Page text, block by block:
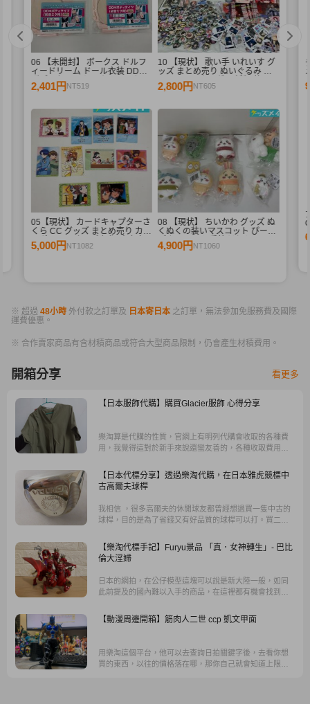
06 【未開封】 ボークス ドルフ
ィードリーム ドール衣装 DD用
ボディタイツ セミホワイトカラ
ー 初音ミク 2点 A /ドール
2,401円 NT519
10 【現状】 歌い手 いれいす グ
ッズ まとめ売り ぬいぐるみ バ
ッジ・キーホルダー 紙類 他
2,800円 NT605
05【現状】 カードキャプターさ
くら CC グッズ まとめ売り カー
ドダス マスターズ 初版 木之本
桜 少狼 他
5,000円 NT1082
08 【現状】 ちいかわ グッズ ぬ
くぬくの装いマスコット ぴーぽ
ぽぬいぐるみ 季節だもんマスコ
ット うさぎ ハチワレ 他
4,900円 NT1060
※ 超過 48小時 外付款之訂單及 日本寄日本 之訂單，無法參加免服務費及國際
運費優惠。
※ 合作賣家商品有含材積商品或符合大型商品限制，仍會產生材積費用。
開箱分享 看更多
【日本服飾代購】購買Glacier服飾 心得分享
樂淘算是代購的性質，官網上有明列代購會收取的各種費
用，我覺得這對於新手來說還蠻友善的，各種收取費用的
用，再決定是否要購買。
【日本代標分享】透過樂淘代購，在日本雅虎競標中
古高爾夫球桿
我相信 ，很多高爾夫的休閒球友都曾經想過買一隻中古的
球桿，目的是為了省錢又有好品質的球桿可以打。買二手
很不錯的交易平台。透過樂淘， 可以從日本依照品牌、型
號、年份、價錢高低去搜尋你想要的目標物。讓你買二手
球桿的時候，省時又省事，而且還可能買到物超所值的球
桿。
【樂淘代標手記】Furyu景品 「真．女神轉生」- 巴比
倫大淫婦
日本的網拍，在公仔模型這塊可以說是新大陸一般，如同
此前提及的國內難以入手的商品，在這裡都有機會找到，
『樂淘』。
【動漫周邊開箱】筋肉人二世 ccp 凱文甲面
用樂淘這個平台，他可以去查詢日拍關鍵字後，去看你想
買的東西，以往的價格落在哪，那你自己就會知道上限設